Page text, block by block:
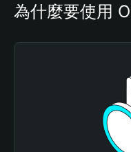
為什麼要使用